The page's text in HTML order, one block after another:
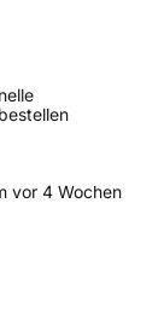
vor 4 Wochen